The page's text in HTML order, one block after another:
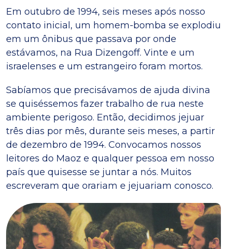
Em outubro de 1994, seis meses após nosso
contato inicial, um homem-bomba se explodiu
em um ônibus que passava por onde
estávamos, na Rua Dizengoff. Vinte e um
israelenses e um estrangeiro foram mortos.
Sabíamos que precisávamos de ajuda divina
se quiséssemos fazer trabalho de rua neste
ambiente perigoso. Então, decidimos jejuar
três dias por mês, durante seis meses, a partir
de dezembro de 1994. Convocamos nossos
leitores do Maoz e qualquer pessoa em nosso
país que quisesse se juntar a nós. Muitos
escreveram que orariam e jejuariam conosco.